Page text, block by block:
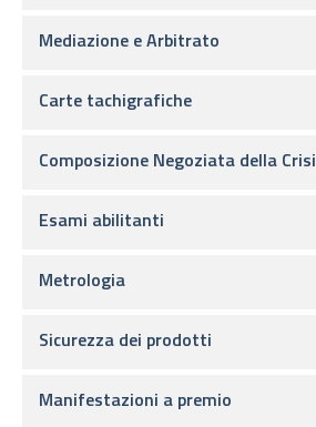
Mediazione e Arbitrato
Carte tachigrafiche
Composizione Negoziata della Crisi
Esami abilitanti
Metrologia
Sicurezza dei prodotti
Manifestazioni a premio